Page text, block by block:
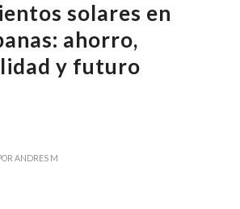
solares en
ahorro,
y futuro
ANDRES M